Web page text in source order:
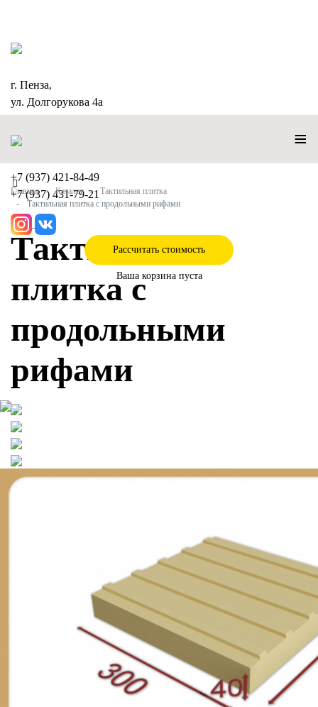
г. Пенза,
ул. Долгорукова 4а
+7 (937) 421-84-49
+7 (937) 431-79-21
Рассчитать стоимость
Ваша корзина пуста
≡
Главная Каталог
Тактильная плитка
Тактильная плитка с продольными рифами
Тактильная
плитка с
продольными
рифами